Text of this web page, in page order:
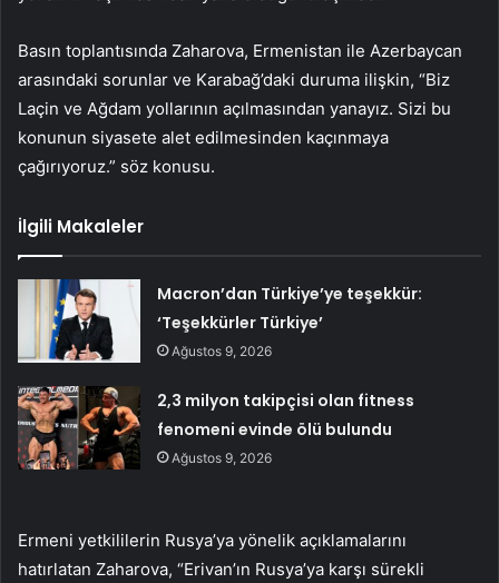
Basın toplantısında Zaharova, Ermenistan ile Azerbaycan
arasındaki sorunlar ve Karabağ’daki duruma ilişkin, “Biz
Laçin ve Ağdam yollarının açılmasından yanayız. Sizi bu
konunun siyasete alet edilmesinden kaçınmaya
çağırıyoruz.” söz konusu.
İlgili Makaleler
Macron’dan Türkiye’ye teşekkür:
‘Teşekkürler Türkiye’
Ağustos 9, 2026
2,3 milyon takipçisi olan fitness
fenomeni evinde ölü bulundu
Ağustos 9, 2026
Ermeni yetkililerin Rusya’ya yönelik açıklamalarını
hatırlatan Zaharova, “Erivan’ın Rusya’ya karşı sürekli